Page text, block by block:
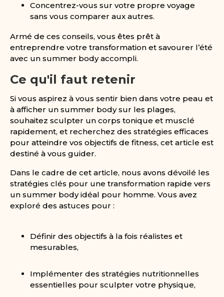
Concentrez-vous sur votre propre voyage
sans vous comparer aux autres.
Armé de ces conseils, vous êtes prêt à
entreprendre votre transformation et savourer l’été
avec un summer body accompli.
Ce qu'il faut retenir
Si vous aspirez à vous sentir bien dans votre peau et
à afficher un summer body sur les plages,
souhaitez sculpter un corps tonique et musclé
rapidement, et recherchez des stratégies efficaces
pour atteindre vos objectifs de fitness, cet article est
destiné à vous guider.
Dans le cadre de cet article, nous avons dévoilé les
stratégies clés pour une transformation rapide vers
un summer body idéal pour homme. Vous avez
exploré des astuces pour :
Définir des objectifs à la fois réalistes et
mesurables,
Implémenter des stratégies nutritionnelles
essentielles pour sculpter votre physique,